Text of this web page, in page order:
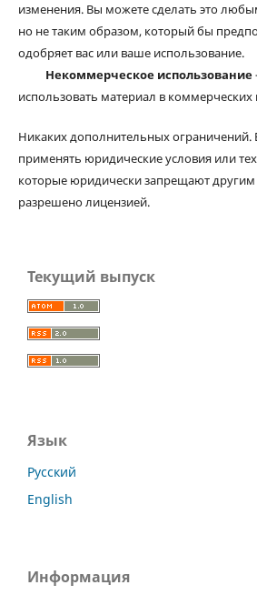
изменения. Вы можете сделать это
но не таким образом, который бы
одобряет вас или ваше использование.
Некоммерческое использование
использовать материал в коммерческих
Никаких дополнительных ограничений.
применять юридические условия или
которые юридически запрещают другим
разрешено лицензией.
Текущий выпуск
Язык
Русский
English
Информация